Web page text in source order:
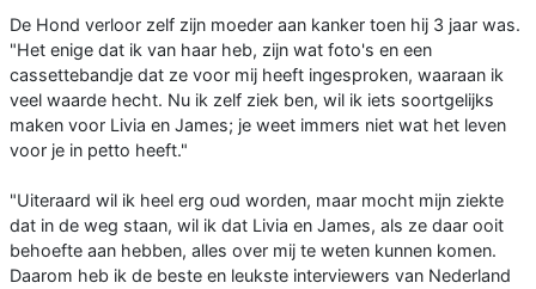
De Hond verloor zelf zijn moeder aan kanker toen hij 3 jaar was.
"Het enige dat ik van haar heb, zijn wat foto's en een
cassettebandje dat ze voor mij heeft ingesproken, waaraan ik
veel waarde hecht. Nu ik zelf ziek ben, wil ik iets soortgelijks
maken voor Livia en James; je weet immers niet wat het leven
voor je in petto heeft."
"Uiteraard wil ik heel erg oud worden, maar mocht mijn ziekte
dat in de weg staan, wil ik dat Livia en James, als ze daar ooit
behoefte aan hebben, alles over mij te weten kunnen komen.
Daarom heb ik de beste en leukste interviewers van Nederland